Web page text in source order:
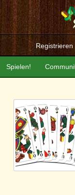
Registrieren
Spielen!